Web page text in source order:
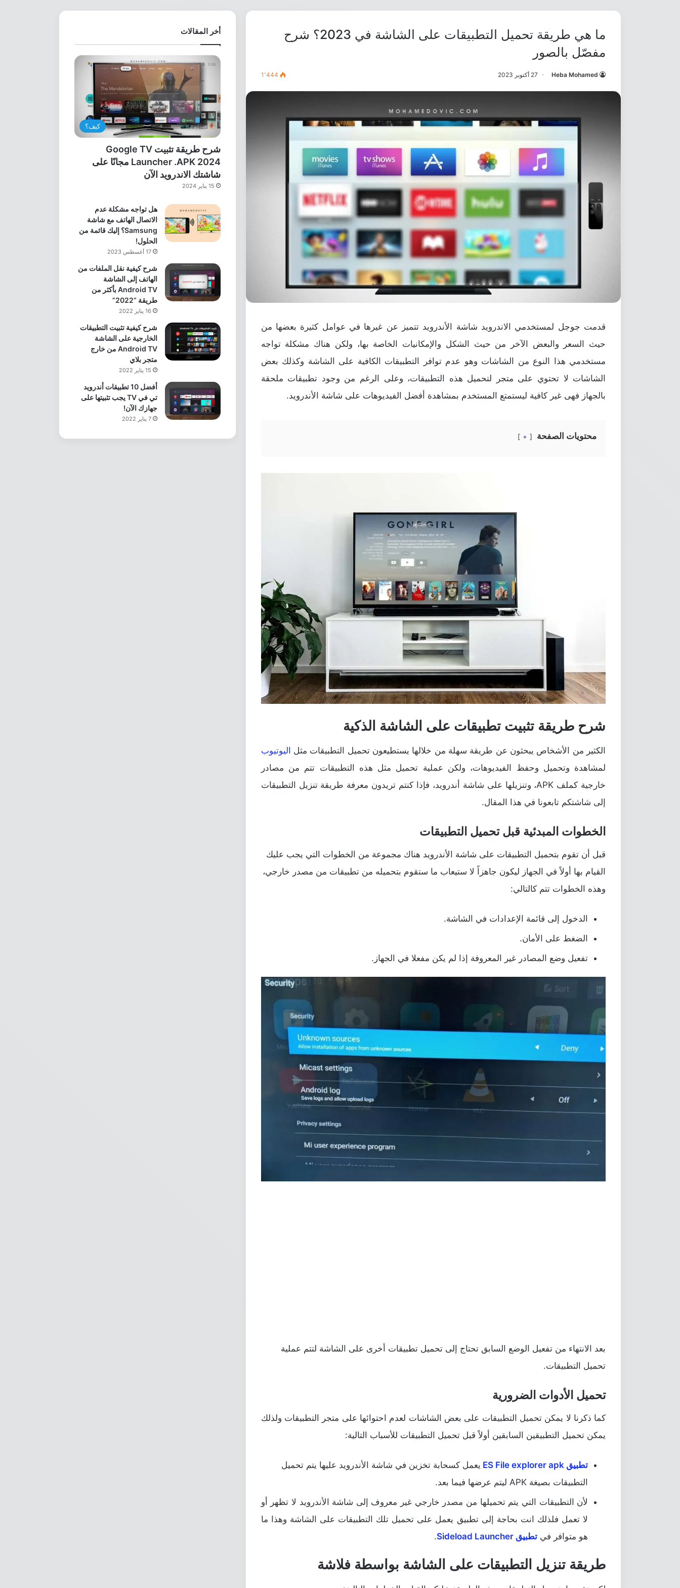
ما هي طريقة تحميل التطبيقات على الشاشة في 2023؟ شرح
مفصّل بالصور
Heba Mohamed 27 أكتوبر 2023 1٬444
قدمت جوجل لمستخدمي الاندرويد شاشة الأندرويد تتميز عن غيرها في عوامل كثيرة بعضها من
حيث السعر والبعض الآخر من حيث الشكل والإمكانيات الخاصة بها، ولكن هناك مشكلة تواجه
مستخدمي هذا النوع من الشاشات وهو عدم توافر التطبيقات الكافية على الشاشة وكذلك بعض
الشاشات لا تحتوي على متجر لتحميل هذه التطبيقات، وعلى الرغم من وجود تطبيقات ملحقة
بالجهاز فهى غير كافية ليستمتع المستخدم بمشاهدة أفضل الفيديوهات على شاشة الأندرويد.
محتويات الصفحة +
شرح طريقة تثبيت تطبيقات على الشاشة الذكية
الكثير من الأشخاص يبحثون عن طريقة سهلة من خلالها يستطيعون تحميل التطبيقات مثل اليوتيوب
لمشاهدة وتحميل وحفظ الفيديوهات، ولكن عملية تحميل مثل هذه التطبيقات تتم من مصادر
خارجية كملف APK، وتنزيلها على شاشة أندرويد، فإذا كنتم تريدون معرفة طريقة تنزيل التطبيقات
إلى شاشتكم تابعونا في هذا المقال.
الخطوات المبدئية قبل تحميل التطبيقات
قبل أن تقوم بتحميل التطبيقات على شاشة الأندرويد هناك مجموعة من الخطوات التي يجب عليك
القيام بها أولاً في الجهاز ليكون جاهزاً لا ستيعاب ما ستقوم بتحميله من تطبيقات من مصدر خارجي،
وهذه الخطوات تتم كالتالي:
الدخول إلى قائمة الإعدادات في الشاشة.
الضغط على الأمان.
تفعيل وضع المصادر غير المعروفة إذا لم يكن مفعلا في الجهاز.
بعد الانتهاء من تفعيل الوضع السابق تحتاج إلى تحميل تطبيقات أخرى على الشاشة لتتم عملية
تحميل التطبيقات.
تحميل الأدوات الضرورية
كما ذكرنا لا يمكن تحميل التطبيقات على بعض الشاشات لعدم احتوائها على متجر التطبيقات ولذلك
يمكن تحميل التطبيقين السابقين أولاً قبل تحميل التطبيقات للأسباب التالية:
تطبيق ES File explorer apk
يعمل كسحابة تخزين في شاشة الأندرويد عليها يتم تحميل
التطبيقات بصيغة APK ليتم عرضها فيما بعد.
لأن التطبيقات التي يتم تحميلها من مصدر خارجي غير معروف إلى شاشة الأندرويد لا تظهر أو
لا تعمل فلذلك انت بحاجة إلى تطبيق يعمل على تحميل تلك التطبيقات على الشاشة وهذا ما
هو متوافر في تطبيق Sideload Launcher .
طريقة تنزيل التطبيقات على الشاشة بواسطة فلاشة
أخر المقالات
كيف؟
شرح طريقة تثبيت Google TV
Launcher .APK 2024 مجانًا على
شاشتك الاندرويد الآن
15 يناير 2024
هل تواجه مشكلة عدم
الاتصال الهاتف مع شاشة
Samsung؟ إليك قائمة من
الحلول!
17 أغسطس 2023
شرح كيفية نقل الملفات من
الهاتف إلى الشاشة
Android TV بأكثر من
طريقة “2022”
16 يناير 2022
شرح كيفية تثبيت التطبيقات
الخارجية على الشاشة
Android TV من خارج
متجر بلاي
15 يناير 2022
أفضل 10 تطبيقات أندرويد
تي في TV يجب تثبيتها على
جهازك الآن!
7 يناير 2022